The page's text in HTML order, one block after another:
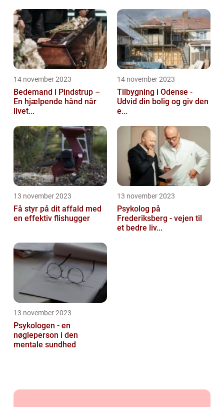
14 november 2023
Bedemand i Pindstrup –
En hjælpende hånd når
livet...
14 november 2023
Tilbygning i Odense -
Udvid din bolig og giv den
e...
13 november 2023
Få styr på dit affald med
en effektiv flishugger
13 november 2023
Psykolog på
Frederiksberg - vejen til
et bedre liv...
13 november 2023
Psykologen - en
nøgleperson i den
mentale sundhed